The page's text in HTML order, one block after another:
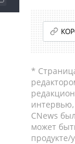
*
CNews
может
продукте/